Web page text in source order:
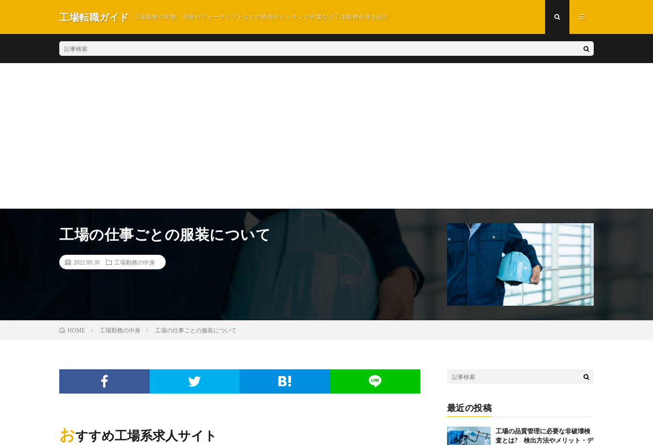
工場転職ガイド 工場勤務の実態、溶接やフォークリフトなどの資格やピッキング作業など工場勤務全体を紹介
工場の仕事ごとの服装について
2022.09.30 工場勤務の中身
HOME 工場勤務の中身 工場の仕事ごとの服装について
おすすめ工場系求人サイト
最近の投稿
工場の品質管理に必要な非破壊検
査とは? 検出方法やメリット・デ